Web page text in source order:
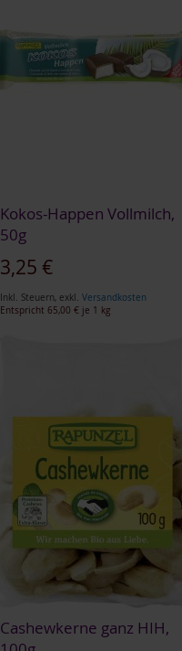
Kokos-Happen Vollmilch,
50g
3,25 €
Inkl. Steuern, exkl.Versandkosten
Entspricht65,00 € je 1 kg
Cashewkerne ganz HIH,